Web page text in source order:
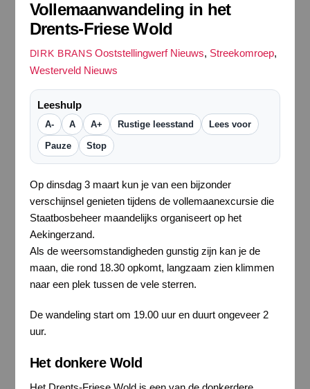
Vollemaanwandeling in het
Drents-Friese Wold
DIRK BRANS Ooststellingwerf Nieuws, Streekomroep,
Westerveld Nieuws
Leeshulp
A- A A+ Rustige leesstand Lees voor
Pauze Stop
Op dinsdag 3 maart kun je van een bijzonder
verschijnsel genieten tijdens de vollemaanexcursie die
Staatbosbeheer maandelijks organiseert op het
Aekingerzand.
Als de weersomstandigheden gunstig zijn kan je de
maan, die rond 18.30 opkomt, langzaam zien klimmen
naar een plek tussen de vele sterren.
De wandeling start om 19.00 uur en duurt ongeveer 2
uur.
Het donkere Wold